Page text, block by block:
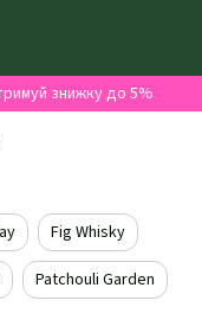
знижку до 5%
Fig Whisky
Patchouli Garden